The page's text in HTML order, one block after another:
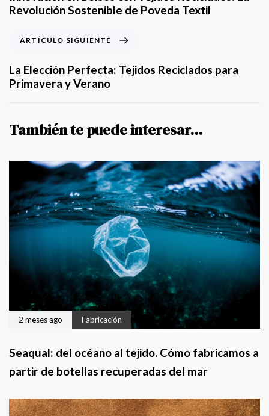
í
c
A
n
r
Revolución Sostenible de Poveda Textil
t
í
c
o
i
u
i
e
n
e
ARTÍCULO SIGUIENTE
La Elección Perfecta: Tejidos Reciclados para
Primavera y Verano
También te puede interesar...
2 meses ago Fabricación
Seaqual: del océano al tejido. Cómo fabricamos a
partir de botellas recuperadas del mar